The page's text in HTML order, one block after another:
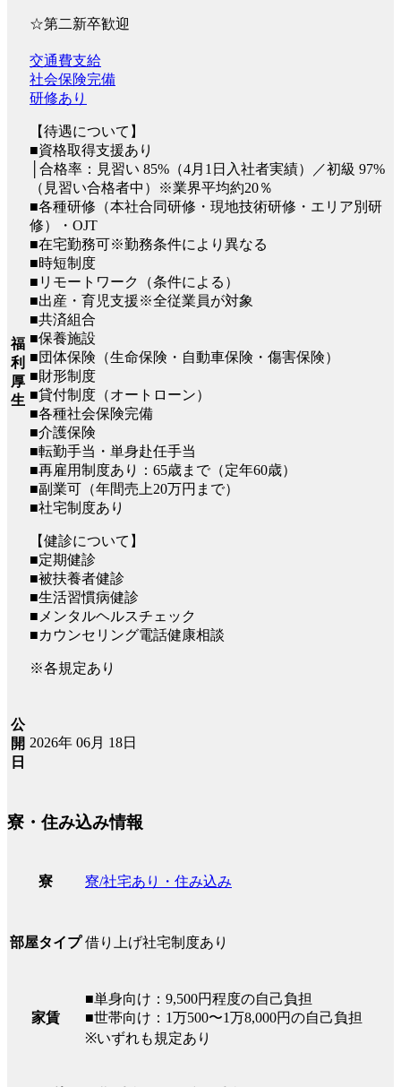
☆第二新卒歓迎
福
利
厚
生
交通費支給
社会保険完備
研修あり
【待遇について】
■資格取得支援あり
│合格率：見習い 85%（4月1日入社者実績）／初級 97%
（見習い合格者中）※業界平均約20％
■各種研修（本社合同研修・現地技術研修・エリア別研
修）・OJT
■在宅勤務可※勤務条件により異なる
■時短制度
■リモートワーク（条件による）
■出産・育児支援※全従業員が対象
■共済組合
■保養施設
■団体保険（生命保険・自動車保険・傷害保険）
■財形制度
■貸付制度（オートローン）
■各種社会保険完備
■介護保険
■転勤手当・単身赴任手当
■再雇用制度あり：65歳まで（定年60歳）
■副業可（年間売上20万円まで）
■社宅制度あり
【健診について】
■定期健診
■被扶養者健診
■生活習慣病健診
■メンタルヘルスチェック
■カウンセリング電話健康相談
※各規定あり
公
開
日
2026年 06月 18日
寮・住み込み情報
寮 寮/社宅あり・住み込み
部屋タイプ 借り上げ社宅制度あり
家賃
■単身向け：9,500円程度の自己負担
■世帯向け：1万500〜1万8,000円の自己負担
※いずれも規定あり